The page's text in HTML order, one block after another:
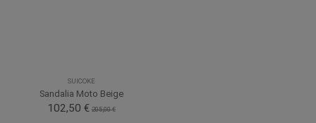
SUICOKE
Sandalia Moto Beige
102,50 € 205,00 €